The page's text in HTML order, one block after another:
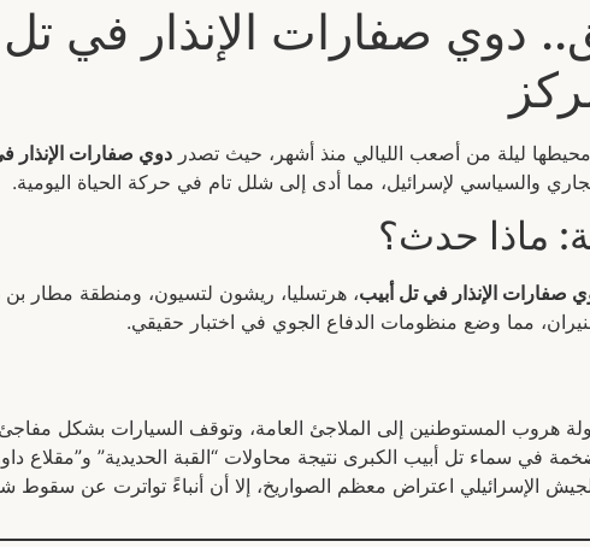
دوي صفارات الإنذار في
ليلة من أصعب الليالي منذ أشهر، حيث تصدر دوي صفارات الإنذار
والسياسي لإسرائيل، مما أدى إلى شلل تام في حركة الحياة اليومية.
ماذا حدث؟
صفارات الإنذار في تل أبيب، هرتسليا، ريشون لتسيون، ومنطقة مطار بن
مما وضع منظومات الدفاع الجوي في اختبار حقيقي.
هروب المستوطنين إلى الملاجئ العامة، وتوقف السيارات بشكل
في سماء تل أبيب الكبرى نتيجة محاولات “القبة الحديدية” و”مقلاع
الإسرائيلي اعتراض معظم الصواريخ، إلا أن أنباءً تواترت عن